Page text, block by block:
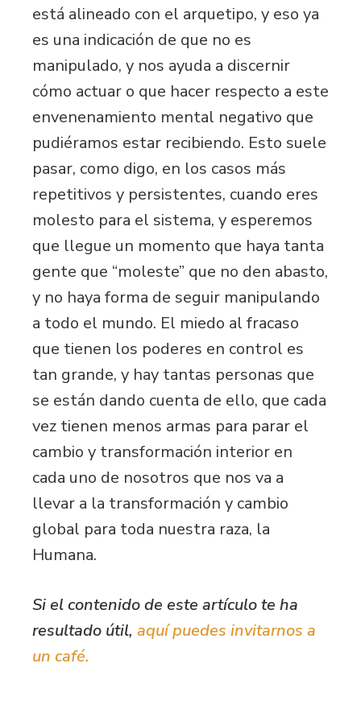
está alineado con el arquetipo, y eso ya
es una indicación de que no es
manipulado, y nos ayuda a discernir
cómo actuar o que hacer respecto a este
envenenamiento mental negativo que
pudiéramos estar recibiendo. Esto suele
pasar, como digo, en los casos más
repetitivos y persistentes, cuando eres
molesto para el sistema, y esperemos
que llegue un momento que haya tanta
gente que “moleste” que no den abasto,
y no haya forma de seguir manipulando
a todo el mundo. El miedo al fracaso
que tienen los poderes en control es
tan grande, y hay tantas personas que
se están dando cuenta de ello, que cada
vez tienen menos armas para parar el
cambio y transformación interior en
cada uno de nosotros que nos va a
llevar a la transformación y cambio
global para toda nuestra raza, la
Humana.
Si el contenido de este artículo te ha
resultado útil, aquí puedes invitarnos a
un café.